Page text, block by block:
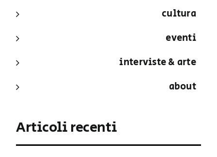
cultura
eventi
interviste & arte
about
Articoli recenti